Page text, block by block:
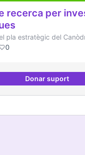
recerca per
pla estratègic del
0
Donar suport
Beques de